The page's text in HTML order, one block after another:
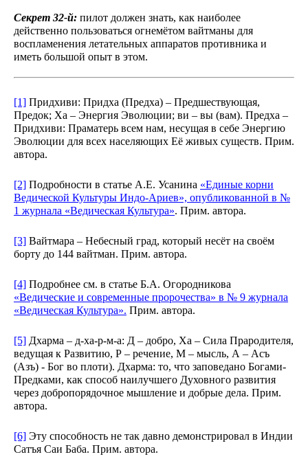
Секрет 32-й: пилот должен знать, как наиболее
действенно пользоваться огнемётом вайтманы для
воспламенения летательных аппаратов противника и
иметь большой опыт в этом.
[1] Придхиви: Придха (Предха) – Предшествующая,
Предок; Ха – Энергия Эволюции; ви – вы (вам). Предха –
Придхиви: Праматерь всем нам, несущая в себе Энергию
Эволюции для всех населяющих Её живых существ. Прим.
автора.
[2] Подробности в статье А.Е. Усанина «Единые корни
Ведической Культуры Индо-Ариев», опубликованной в №
1 журнала «Ведическая Культура». Прим. автора.
[3] Вайтмара – Небесный град, который несёт на своём
борту до 144 вайтман. Прим. автора.
[4] Подробнее см. в статье Б.А. Огородникова
«Ведические и современные пророчества» в № 9 журнала
«Ведическая Культура». Прим. автора.
[5] Дхарма – д-ха-р-м-а: Д – добро, Ха – Сила Прародителя,
ведущая к Развитию, Р – речение, М – мысль, А – Асъ
(Азъ) - Бог во плоти). Дхарма: то, что заповедано Богами-
Предками, как способ наилучшего Духовного развития
через добропорядочное мышление и добрые дела. Прим.
автора.
[6] Эту способность не так давно демонстрировал в Индии
Сатъя Саи Баба. Прим. автора.